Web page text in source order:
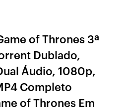
of Thrones 3ª
Dublado,
Áudio, 1080p,
Completo
of Thrones Em